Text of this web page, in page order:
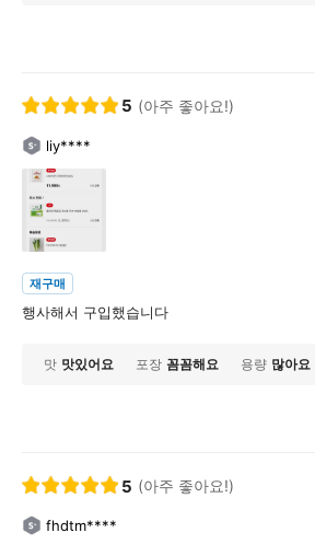
5 (아주 좋아요!)
liy****
재구매
행사해서 구입했습니다
맛 맛있어요 포장 꼼꼼해요 용량 많아요
5 (아주 좋아요!)
fhdtm****